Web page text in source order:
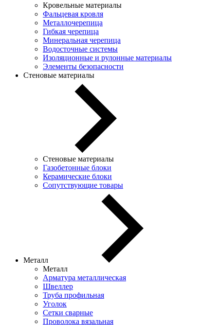
Кровельные материалы
Фальцевая кровля
Металлочерепица
Гибкая черепица
Минеральная черепица
Водосточные системы
Изоляционные и рулонные материалы
Элементы безопасности
Стеновые материалы
Стеновые материалы
Газобетонные блоки
Керамические блоки
Сопутствующие товары
Металл
Металл
Арматура металлическая
Швеллер
Труба профильная
Уголок
Сетки сварные
Проволока вязальная